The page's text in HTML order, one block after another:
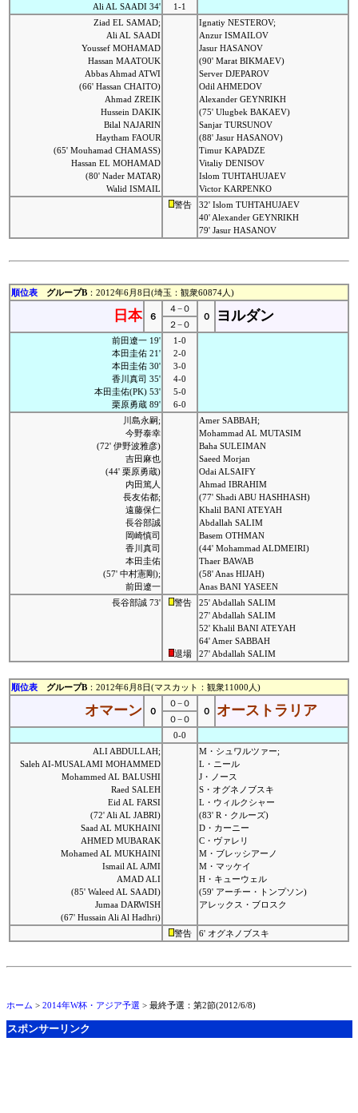
Ali AL SAADI 34'
1-1
Ziad EL SAMAD;
Ali AL SAADI
Youssef MOHAMAD
Hassan MAATOUK
Abbas Ahmad ATWI
(66' Hassan CHAITO)
Ahmad ZREIK
Hussein DAKIK
Bilal NAJARIN
Haytham FAOUR
(65' Mouhamad CHAMASS)
Hassan EL MOHAMAD
(80' Nader MATAR)
Walid ISMAIL
Ignatiy NESTEROV;
Anzur ISMAILOV
Jasur HASANOV
(90' Marat BIKMAEV)
Server DJEPAROV
Odil AHMEDOV
Alexander GEYNRIKH
(75' Ulugbek BAKAEV)
Sanjar TURSUNOV
(88' Jasur HASANOV)
Timur KAPADZE
Vitaliy DENISOV
Islom TUHTAHUJAEV
Victor KARPENKO
警告
32' Islom TUHTAHUJAEV
40' Alexander GEYNRIKH
79' Jasur HASANOV
順位表 グループB ：2012年6月8日(埼玉：観衆60874人)
日本 ６
４−０
０
ヨルダン
２−０
前田遼一 19'
本田圭佑 21'
本田圭佑 30'
香川真司 35'
本田圭佑(PK) 53'
栗原勇蔵 89'
1-0
2-0
3-0
4-0
5-0
6-0
川島永嗣;
今野泰幸
(72' 伊野波雅彦)
吉田麻也
(44' 栗原勇蔵)
内田篤人
長友佑都;
遠藤保仁
長谷部誠
岡崎慎司
香川真司
本田圭佑
(57' 中村憲剛);
前田遼一
Amer SABBAH;
Mohammad AL MUTASIM
Baha SULEIMAN
Saeed Morjan
Odai ALSAIFY
Ahmad IBRAHIM
(77' Shadi ABU HASHHASH)
Khalil BANI ATEYAH
Abdallah SALIM
Basem OTHMAN
(44' Mohammad ALDMEIRI)
Thaer BAWAB
(58' Anas HIJAH)
Anas BANI YASEEN
長谷部誠 73'
警告
退場
25' Abdallah SALIM
27' Abdallah SALIM
52' Khalil BANI ATEYAH
64' Amer SABBAH
27' Abdallah SALIM
順位表 グループB ：2012年6月8日(マスカット：観衆11000人)
オマーン ０
０−０
０
オーストラリア
０−０
0-0
ALI ABDULLAH;
Saleh AI-MUSALAMI MOHAMMED
Mohammed AL BALUSHI
Raed SALEH
Eid AL FARSI
(72' Ali AL JABRI)
Saad AL MUKHAINI
AHMED MUBARAK
Mohamed AL MUKHAINI
Ismail AL AJMI
AMAD ALI
(85' Waleed AL SAADI)
Jumaa DARWISH
(67' Hussain Ali Al Hadhri)
M・シュワルツァー;
L・ニール
J・ノース
S・オグネノブスキ
L・ウィルクシャー
(83' R・クルーズ)
D・カーニー
C・ヴァレリ
M・ブレッシアーノ
M・マッケイ
H・キューウェル
(59' アーチー・トンプソン)
アレックス・ブロスク
警告 6' オグネノブスキ
ホーム > 2014年W杯・アジア予選 > 最終予選：第2節(2012/6/8)
スポンサーリンク